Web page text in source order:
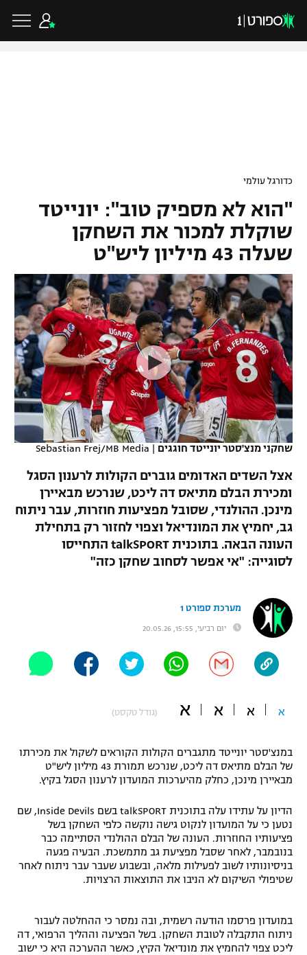
VOD
רץ ברשת
תוצאות
לוח שידורים
ברחבה
"מחצית בשכונה" – פודקאסט
משתתפים וזוכים בפרסים
תקנון משתתפים וזוכים בפרסים
תקנון עבור פעילות אלקטרה
תקנון עבור פעילות ספורט 1 – "מרלן"
גיימינג E-Sports
תנאי שימוש
מדיניות פרטיות
רשיון להקרנה פומבית לבית עסק
גביע הטוטו
ליגיונרים
גביע המדינה
נבחרת ישראל
מכבי חיפה
בית"ר ירושלים
מכבי תל אביב
הפועל תל אביב
הפועל חיפה
הפועל באר שבע
מכבי נתניה
ליגת האלופות
ליגה אירופית
ליגה אנגלית
ליגה גרמנית
ליגה ספרדית
ליגה איטלקית
ליגה צרפתית
ליגה הולנדית
ליגה טורקית
ליגה ברזילאית
ליגות נוספות
כדורסל ישראלי
ליגת ווינר סל
ליגה לאומית
כדורסל נשים
מכבי תל אביב
הפועל חולון
הפועל ירושלים
דני אבדיה
כדורסל עולמי
NBA
יורוליג
יורוקאפ
ענפים נוספים
טניס
כדוריד
כדורעף
שחייה
ג'ודו
אגרוף
ספורט אולימפי
היאבקות WWE
ספורט מוטורי
כדורמים
בייסבול MLB
ספורט אתגרי ואקסטרים
אומנויות לחימה
גיימינג E-Sports
כדורגל עולמי
"הוא לא מספיק טוב": יונייטד
שוקלת למכור את השחקן
שעלה 43 מיליון ליש"ט
שחקני מנצ'סטר יונייטד חוגגים |
Sebastian Frej/MB Media
אצל השדים האדומים גוברים הקולות לרענון הסגל
ומכירת הבלם מתיאס דה ליכט, שנרכש מבאיירן
מינכן. ההולנדי, שסובל מפציעות חוזרות, עבר ניתוח
גב, יחמיץ את המונדיאל וצפוי לחזור רק בתחילת
העונה הבאה. בתוכנית talkSPORT התחייסו
לסוגייה: "אי אפשר לסחוב שחקן כזה"
מערכת ספורט 1
יום רביעי, 15:55, 20.05.26
א א א א (גודל טקסט)
במנצ'סטר יונייטד מתגברים הקולות הקוראים לשקול את מכירתו
של הבלם מתיאס דה ליכט, שנרכש תמורת 43 מיליון ליש"ט
מבאיירן מינכן, כחלק מהיערכות המועדון לרענון הסגל בקיץ.
הדיון על עתידו עלה בתוכנית talkSPORT בשם Inside Devils, שם
נטען כי על המועדון לנקוט גישה נוקשה כלפי השחקן בשל
פציעותיו החוזרות. העונה של הבלם ההולנדי הסתיימה כבר
בנובמבר, לאחר שסבל מפציעת גב מתמשכת. הבעיה פגעה
בניסיונותיו לשוב לפעילות מלאה, ובשבוע שעבר עבר ניתוח לאחר
שטיפולי השיקום לא הניבו את התוצאות הרצויות.
במועדון פרסמו הודעה רשמית, ובה נמסר כי ההחלטה לעבור
ניתוח התקבלה לטובת השחקן. בשל הפציעה וההליך הרפואי, דה
ליכט צפוי להחמיץ את מונדיאל הקיץ, כאשר ההערכה היא כי ישוב